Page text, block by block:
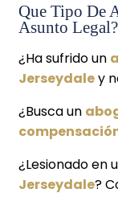
Que Tipo De
Asunto Legal?
¿Ha sufrido un
Jerseydaley
¿Busca un
¿Lesionado en
Jerseydale?